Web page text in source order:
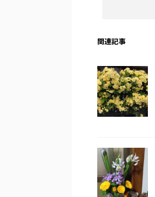
関連記事